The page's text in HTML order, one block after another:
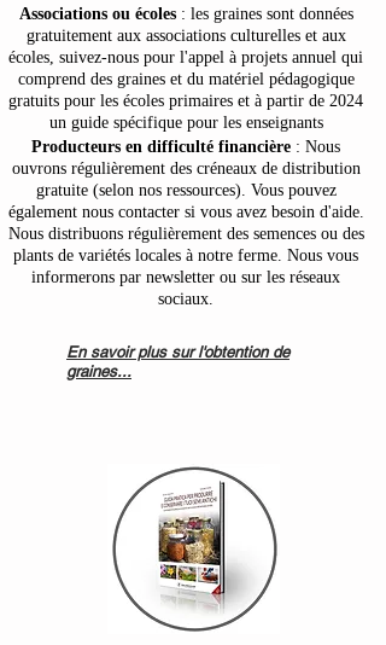
Associations ou écoles: les graines sont données
gratuitement aux associations culturelles et aux
écoles, suivez-nous pour l'appel à projets annuel qui
comprend des graines et du matériel pédagogique
gratuits pour les écoles primaires et à partir de 2024
un guide spécifique pour les enseignants
Producteurs en difficulté financière : Nous
ouvrons régulièrement des créneaux de distribution
gratuite (selon nos ressources). Vous pouvez
également nous contacter si vous avez besoin d'aide.
Nous distribuons régulièrement des semences ou des
plants de variétés locales à notre ferme. Nous vous
informerons par newsletter ou sur les réseaux
sociaux.
En savoir plus sur l'obtention de
graines...